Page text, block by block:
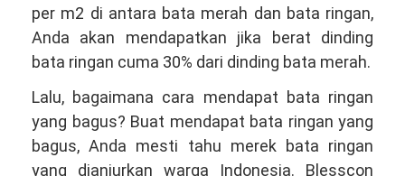
per m2 di antara bata merah dan bata ringan,
Anda akan mendapatkan jika berat dinding
bata ringan cuma 30% dari dinding bata merah.
Lalu, bagaimana cara mendapat bata ringan
yang bagus? Buat mendapat bata ringan yang
bagus, Anda mesti tahu merek bata ringan
yang dianjurkan warga Indonesia. Blesscon